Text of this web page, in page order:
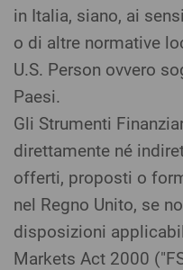
in Italia, siano, ai
o di altre normative
U.S. Person ovvero
Paesi.
Gli Strumenti
direttamente né
offerti, proposti o
nel Regno Unito, se
disposizioni
Markets Act 2000